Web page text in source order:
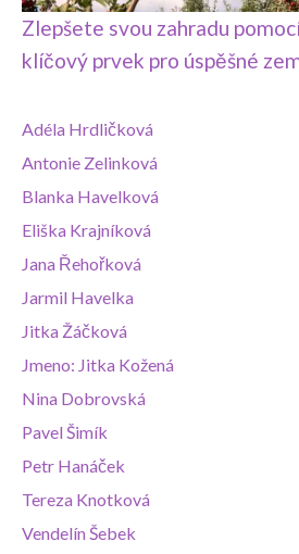
Zlepšete svou zahradu
klíčový prvek pro úspěšné
Adéla Hrdličková
Antonie Zelinková
Blanka Havelková
Eliška Krajníková
Jana Řehořková
Jarmil Havelka
Jitka Žáčková
Jmeno: Jitka Kožená
Nina Dobrovská
Pavel Šimík
Petr Hanáček
Tereza Knotková
Vendelín Šebek